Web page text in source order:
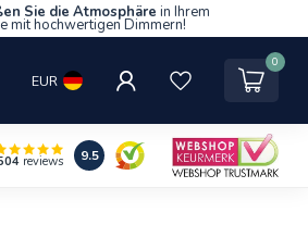
Sie die Atmosphäre in Ihrem
mit hochwertigen Dimmern!
EUR
0
reviews 9.5